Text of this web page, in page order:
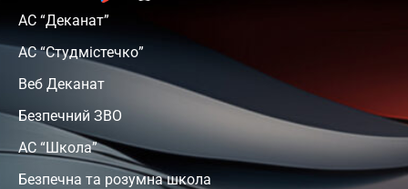
АС “Деканат”
АС “Студмістечко”
Веб Деканат
Безпечний ЗВО
АС “Школа”
Безпечна та розумна школа